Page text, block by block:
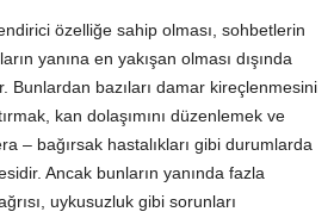
özelliğe sahip olması, sohbetlerin
yanına en yakışan olması dışında
Bunlardan bazıları damar kireçlenmesini
kan dolaşımını düzenlemek ve
– bağırsak hastalıkları gibi durumlarda
Ancak bunların yanında fazla
uykusuzluk gibi sorunları